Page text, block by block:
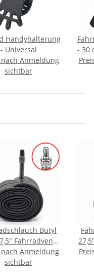
Handyhalterung
- Universal
nach Anmeldung
sichtbar
- 30
Butyl
Fahrradventil
/ Dunlop
nach Anmeldung
sichtbar